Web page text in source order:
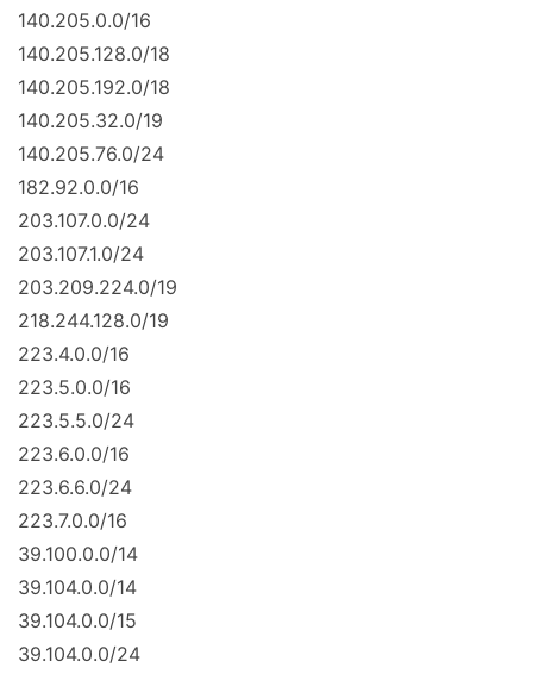
140.205.0.0/16
140.205.128.0/18
140.205.192.0/18
140.205.32.0/19
140.205.76.0/24
182.92.0.0/16
203.107.0.0/24
203.107.1.0/24
203.209.224.0/19
218.244.128.0/19
223.4.0.0/16
223.5.0.0/16
223.5.5.0/24
223.6.0.0/16
223.6.6.0/24
223.7.0.0/16
39.100.0.0/14
39.104.0.0/14
39.104.0.0/15
39.104.0.0/24